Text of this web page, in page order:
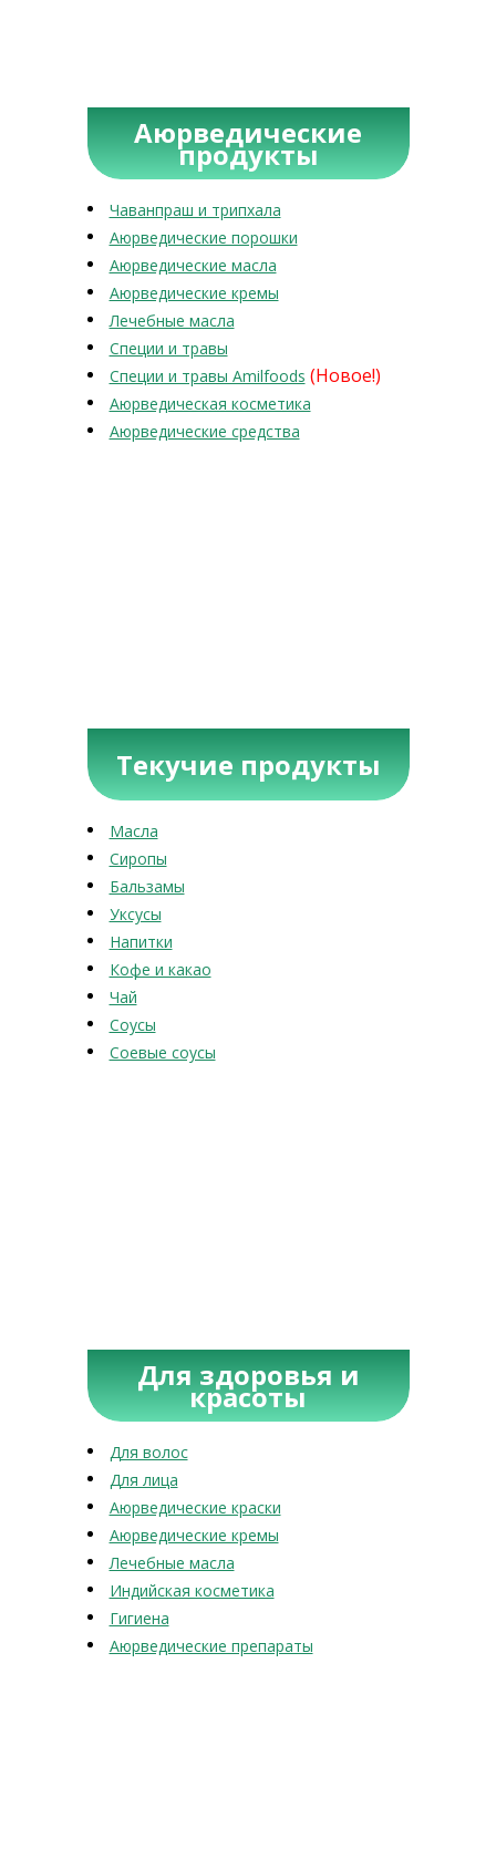
Аюрведические
продукты
Чаванпраш и трипхала
Аюрведические порошки
Аюрведические масла
Аюрведические кремы
Лечебные масла
Специи и травы
Специи и травы Amilfoods (Новое!)
Аюрведическая косметика
Аюрведические средства
Текучие продукты
Масла
Сиропы
Бальзамы
Уксусы
Напитки
Кофе и какао
Чай
Соусы
Соевые соусы
Для здоровья и
красоты
Для волос
Для лица
Аюрведические краски
Аюрведические кремы
Лечебные масла
Индийская косметика
Гигиена
Аюрведические препараты